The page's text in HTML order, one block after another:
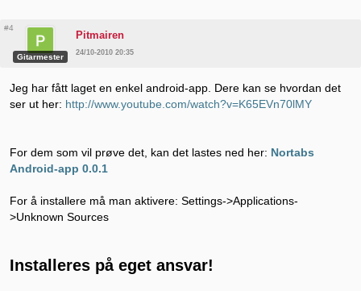
#4
Gitarmester
Pitmairen
24/10-2010 20:35
Jeg har fått laget en enkel android-app. Dere kan se hvordan det
ser ut her: http://www.youtube.com/watch?v=K65EVn70lMY
For dem som vil prøve det, kan det lastes ned her: Nortabs
Android-app 0.0.1
For å installere må man aktivere: Settings->Applications-
>Unknown Sources
Installeres på eget ansvar!